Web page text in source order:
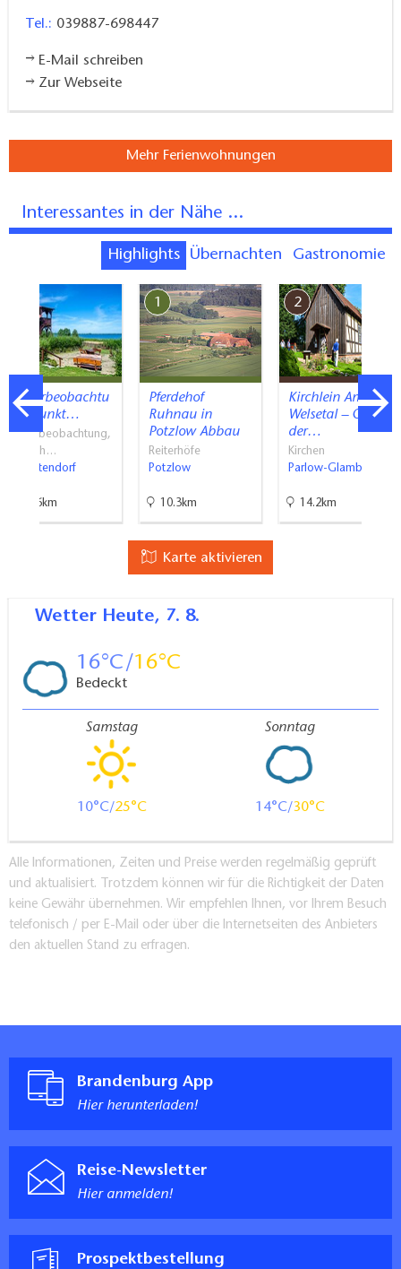
Tel.: 039887-698447
E-Mail schreiben
Zur Webseite
Mehr Ferienwohnungen
Interessantes in der Nähe ...
Highlights Übernachten Gastronomie
Naturbeobachtu
ngspunkt…
Vogelbeobachtung,
Aussich…
Althüttendorf
18.6km
1
Pferdehof
Ruhnau in
Potzlow Abbau
Reiterhöfe
Potzlow
10.3km
2
Kirchlein Am
Welsetal – Ort
der…
Kirchen
Parlow-Glambeck
14.2km
Karte aktivieren
Wetter Heute, 7. 8.
16 16
Bedeckt
Samstag
10 25
Sonntag
14 30
Alle Informationen, Zeiten und Preise werden regelmäßig geprüft
und aktualisiert. Trotzdem können wir für die Richtigkeit der Daten
keine Gewähr übernehmen. Wir empfehlen Ihnen, vor Ihrem Besuch
telefonisch / per E-Mail oder über die Internetseiten des Anbieters
den aktuellen Stand zu erfragen.
Brandenburg App
Hier herunterladen!
Reise-Newsletter
Hier anmelden!
Prospektbestellung